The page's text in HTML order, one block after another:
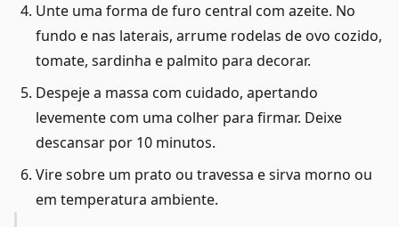
Unte uma forma de furo central com azeite. No
fundo e nas laterais, arrume rodelas de ovo cozido,
tomate, sardinha e palmito para decorar.
Despeje a massa com cuidado, apertando
levemente com uma colher para firmar. Deixe
descansar por 10 minutos.
Vire sobre um prato ou travessa e sirva morno ou
em temperatura ambiente.